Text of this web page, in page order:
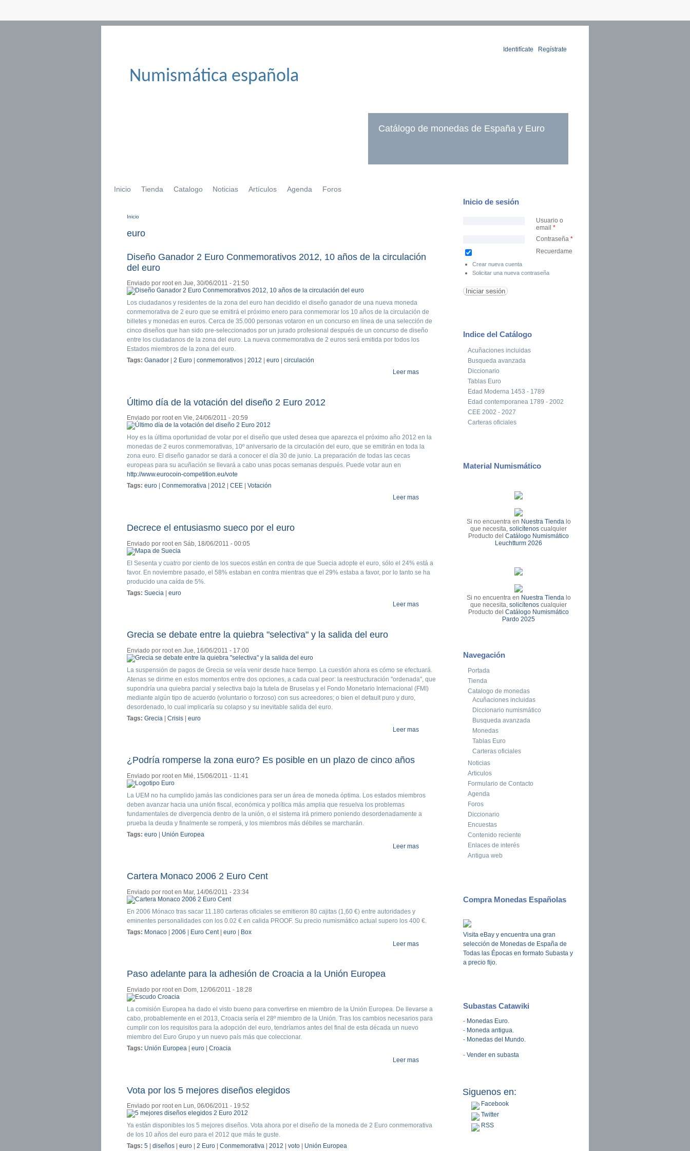
Numismática española
Identifícate Regístrate
Catálogo de monedas de España y Euro
Inicio Tienda Catalogo Noticias Artículos Agenda Foros
Inicio
euro
Diseño Ganador 2 Euro Conmemorativos 2012, 10 años de la circulación
del euro
Enviado por rooten Jue, 30/06/2011 - 21:50
Los ciudadanos y residentes de la zona del euro han decidido el diseño ganador de una nueva moneda
conmemorativa de 2 euro que se emitirá el próximo enero para conmemorar los 10 años de la circulación de
billetes y monedas en euros. Cerca de 35.000 personas votaron en un concurso en línea de una selección de
cinco diseños que han sido pre-seleccionados por un jurado profesional después de un concurso de diseño
entre los ciudadanos de la zona del euro. La nueva conmemorativa de 2 euros será emitida por todos los
Estados miembros de la zona del euro.
Tags: Ganador 2 Euro conmemorativos 2012 euro circulación
Leer mas about Diseño Ganador 2 Euro Conmemorativos 2012, 10 años de la circulación del euro
Último día de la votación del diseño 2 Euro 2012
Enviado por rooten Vie, 24/06/2011 - 20:59
Hoy es la última oportunidad de votar por el diseño que usted desea que aparezca el próximo año 2012 en la
monedas de 2 euros conmemorativas, 10º aniversario de la circulación del euro, que se emitirán en toda la
zona euro. El diseño ganador se dará a conocer el día 30 de junio. La preparación de todas las cecas
europeas para su acuñación se llevará a cabo unas pocas semanas después. Puede votar aun en
http://www.eurocoin-competition.eu/vote
Tags: euro Conmemorativa 2012 CEE Votación
Leer mas about Último día de la votación del diseño 2 Euro 2012
Decrece el entusiasmo sueco por el euro
Enviado por root en Sáb, 18/06/2011 - 00:05
El Sesenta y cuatro por ciento de los suecos están en contra de que Suecia adopte el euro, sólo el 24% está a
favor. En noviembre pasado, el 58% estaban en contra mientras que el 29% estaba a favor, por lo tanto se ha
producido una caída de 5%.
Tags: Suecia | euro
Leer mas about Decrece el entusiasmo sueco por el euro
Grecia se debate entre la quiebra "selectiva" y la salida del euro
Enviado por root en Jue, 16/06/2011 - 17:00
La suspensión de pagos de Grecia se veía venir desde hace tiempo. La cuestión ahora es cómo se efectuará.
Atenas se dirime en estos momentos entre dos opciones, a cada cual peor: la reestructuración "ordenada", que
supondría una quiebra parcial y selectiva bajo la tutela de Bruselas y el Fondo Monetario Internacional (FMI)
mediante algún tipo de acuerdo (voluntario o forzoso) con sus acreedores; o bien el default puro y duro,
desordenado, lo cual implicaría su colapso y su inevitable salida del euro.
Tags: Grecia | Crisis | euro
Leer mas about Grecia se debate entre la quiebra "selectiva" y la salida del euro
¿Podría romperse la zona euro? Es posible en un plazo de cinco años
Enviado por root en Mié, 15/06/2011 - 11:41
La UEM no ha cumplido jamás las condiciones para ser un área de moneda óptima. Los estados miembros
deben avanzar hacia una unión fiscal, económica y política más amplia que resuelva los problemas
fundamentales de divergencia dentro de la unión, o el sistema irá primero poniendo desordenadamente a
prueba la deuda y finalmente se romperá, y los miembros más débiles se marcharán.
Tags: euro | Unión Europea
Leer mas about ¿Podría romperse la zona euro? Es posible en un plazo de cinco años
Cartera Monaco 2006 2 Euro Cent
Enviado por rooten Mar, 14/06/2011 - 23:34
En 2006 Mónaco tras sacar 11.180 carteras oficiales se emitieron 80 cajitas (1,60 €) entre autoridades y
eminentes personalidades con los 0.02 € en calida PROOF. Su precio numismático actual supero los 400 €.
Tags: Monaco 2006 Euro Cent| euro Box
Leer mas about Cartera Monaco 2006 2 Euro Cent
Paso adelante para la adhesión de Croacia a la Unión Europea
Enviado por rooten Dom, 12/06/2011 - 18:28
La comisión Europea ha dado el visto bueno para convertirse en miembro de la Unión Europea. De llevarse a
cabo, probablemente en el 2013, Croacia sería el 28º miembro de la Unión. Tras los cambios necesarios para
cumplir con los requisitos para la adopción del euro, tendríamos antes del final de esta década un nuevo
miembro del Euro Grupo y un nuevo país más que coleccionar.
Tags: Unión Europea euro Croacia
Leer mas
Vota por los 5 mejores diseños elegidos
Enviado por rooten Lun, 06/06/2011 - 19:52
Ya están disponibles los 5 mejores diseños. Vota ahora por el diseño de la moneda de 2 Euro conmemorativa
de los 10 años del euro para el 2012 que más te guste.
Tags: 5 diseños euro 2 Euro Conmemorativa 2012 voto Unión Europea
Inicio de sesión
Usuario o
email *
Contraseña *
Recuerdame
Crear nueva cuenta
Solicitar una nueva contraseña
Indice del Catálogo
Acuñaciones incluidas
Busqueda avanzada
Diccionario
Tablas Euro
Edad Moderna 1453 - 1789
Edad contemporanea 1789 - 2002
CEE 2002 - 2027
Carteras oficiales
Material Numismático
Si no encuentra en Nuestra Tienda lo
que necesita,solicítenos cualquier
Producto delCatálogo Numismático
Leuchtturm 2026
Si no encuentra en Nuestra Tienda lo
que necesita,solicítenos cualquier
Producto delCatálogo Numismático
Pardo 2025
Navegación
Portada
Tienda
Catalogo de monedas
Acuñaciones incluidas
Diccionario numismático
Busqueda avanzada
Monedas
Tablas Euro
Carteras oficiales
Noticias
Articulos
Formulario de Contacto
Agenda
Foros
Diccionario
Encuestas
Contenido reciente
Enlaces de interés
Antigua web
Compra Monedas Españolas
Visita eBay y encuentra una gran
selección de Monedas de España de
Todas las Épocas en formato Subasta y
a precio fijo.
Subastas Catawiki
- Monedas Euro.
- Moneda antigua.
- Monedas del Mundo.
- Vender en subasta
Siguenos en:
Facebook
Twitter
RSS